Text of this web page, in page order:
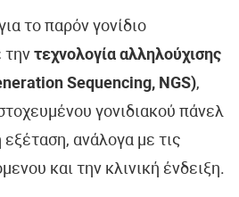
το παρόν γονίδιο
τηντεχνολογία αλληλούχισης
Sequencing, NGS),
γονιδιακού πάνελ
ανάλογα με τις
και την κλινική ένδειξη.